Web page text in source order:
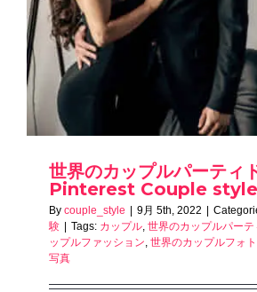
世界のカップルパーティ
Pinterest Couple style
By couple_style | 9月 5th, 2022 |
験 | Tags: カップル, 世界のカップルパーテ
ップルファッション, 世界のカップルフォト
写真